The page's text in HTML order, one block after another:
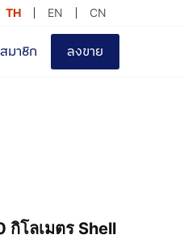
TH EN CN
มาชิก ลงขาย
กิโลเมตร Shell